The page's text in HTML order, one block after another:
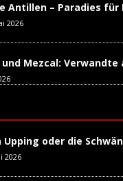
Antillen – Paradies
2026
Mezcal: Verwandte
Upping oder die
2026